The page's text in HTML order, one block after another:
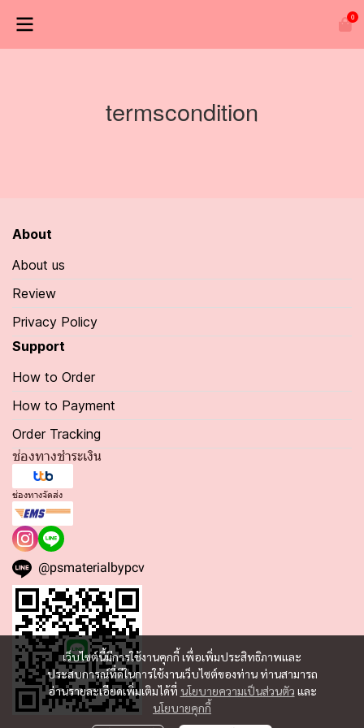
0
termscondition
เว็บไซต์นี้มีการใช้งานคุกกี้ เพื่อเพิ่มประสิทธิภาพและ
ประสบการณ์ที่ดีในการใช้งานเว็บไซต์ของท่าน ท่านสามารถ
อ่านรายละเอียดเพิ่มเติมได้ที่ นโยบายความเป็นส่วนตัว และ
นโยบายคุกกี้
About
About us
Review
Privacy Policy
Support
How to Order
How to Payment
Order Tracking
ช่องทางชำระเงิน
ช่องทางจัดส่ง
@psmaterialbypcv